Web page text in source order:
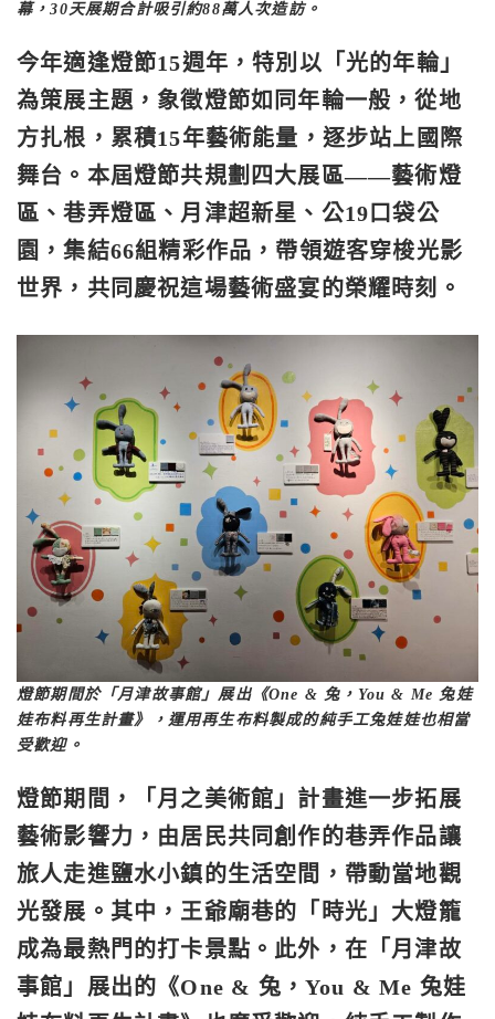
幕，30天展期合計吸引約88萬人次造訪。
今年適逢燈節15週年 ，特別以「光的年輪」
為策展主題，象徵燈節如同年輪一般，從地
方扎根，累積15年藝術能量，逐步站上國際
舞台。本屆燈節共規劃 四大展區——藝術燈
區、巷弄燈區、月津超新星、公19口袋公
園 ，集結66組精彩作品 ，帶領遊客穿梭光影
世界，共同慶祝這場藝術盛宴的榮耀時刻。
燈節期間於「月津故事館」展出《One & 兔，You & Me 兔娃
娃布料再生計畫》，運用再生布料製成的純手工兔娃娃也相當
受歡迎。
燈節期間，
「月之美術館」計畫進一步拓展
藝術影響力，由居民共同創作的巷弄作品讓
旅人走進鹽水小鎮的生活空間，帶動當地觀
光發展。其中， 王爺廟巷的「時光」大燈籠
成為最熱門的打卡景點。此外，在「 月津故
事館 」展出的《One & 兔，You & Me 兔娃